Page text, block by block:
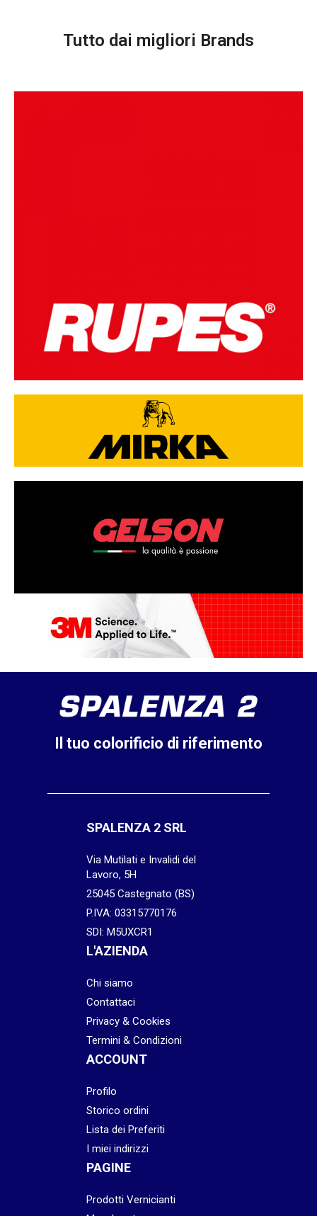
Tutto dai migliori Brands
Il tuo colorificio di riferimento
SPALENZA 2 SRL
Via Mutilati e Invalidi del
Lavoro, 5H
25045 Castegnato (BS)
P.IVA: 03315770176
SDI: M5UXCR1
L'AZIENDA
Chi siamo
Contattaci
Privacy & Cookies
Termini & Condizioni
ACCOUNT
Profilo
Storico ordini
Lista dei Preferiti
I miei indirizzi
PAGINE
Prodotti Vernicianti